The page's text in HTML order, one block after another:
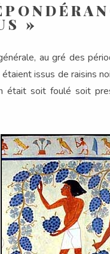
»
au gré des
issus de raisins
était soit foulé soit